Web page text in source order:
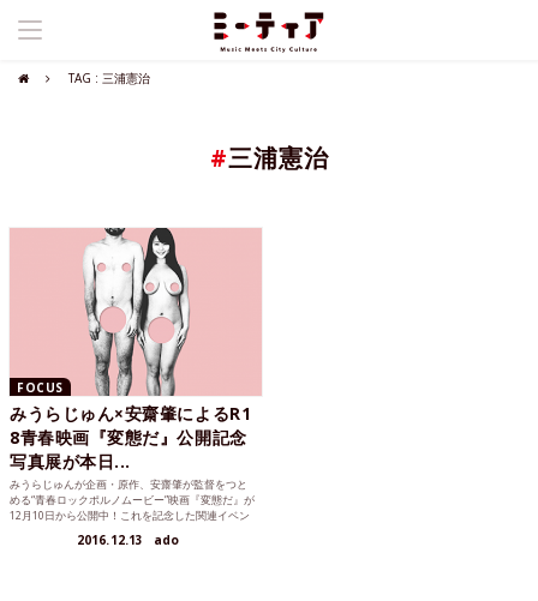
TAG : 三浦憲治
#三浦憲治
FOCUS
みうらじゅん×安齋肇によるR1
8青春映画『変態だ』公開記念
写真展が本日...
みうらじゅんが企画・原作、安齋肇が監督をつと
める“青春ロックポルノムービー”映画『変態だ』が
12月10日から公開中！これを記念した関連イベン
2016.12.13 ado